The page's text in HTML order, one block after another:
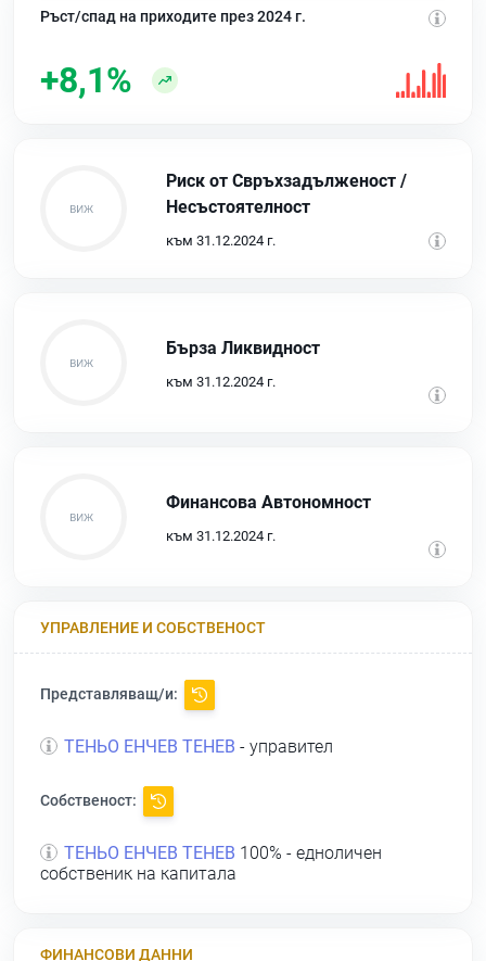
Ръст/спад на приходите през 2024 г.
+8,1%
Риск от Свръхзадълженост /
Несъстоятелност
към 31.12.2024 г.
Бърза Ликвидност
към 31.12.2024 г.
Финансова Автономност
към 31.12.2024 г.
УПРАВЛЕНИЕ И СОБСТВЕНОСТ
Представляващ/и:
ТЕНЬО ЕНЧЕВ ТЕНЕВ - управител
Собственост:
ТЕНЬО ЕНЧЕВ ТЕНЕВ 100% - едноличен
собственик на капитала
ФИНАНСОВИ ДАННИ